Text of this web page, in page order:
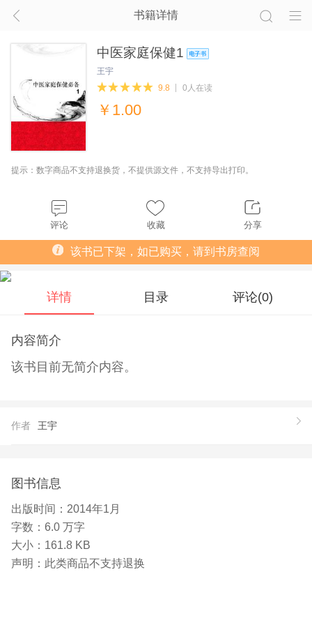
书籍详情
中医家庭保健1
王宇
9.8
0人在读
￥ 1.00
提示：数字商品不支持退换货，不提供源文件，不支持导出打印。
评论 收藏 分享
该书已下架，如已购买，请到书房查阅
详情 目录 评论(0)
内容简介
该书目前无简介内容。
作者 王宇
图书信息
出版时间： 2014年1月
字数： 6.0 万字
大小： 161.8 KB
声明： 此类商品不支持退换